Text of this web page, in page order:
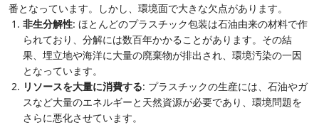
番となっています。しかし、環境面で大きな欠点があります。
非生分解性: ほとんどのプラスチック包装は石油由来の材料で作
られており、分解には数百年かかることがあります。その結
果、埋立地や海洋に大量の廃棄物が排出され、環境汚染の一因
となっています。
リソースを大量に消費する: プラスチックの生産には、石油やガ
スなど大量のエネルギーと天然資源が必要であり、環境問題を
さらに悪化させています。